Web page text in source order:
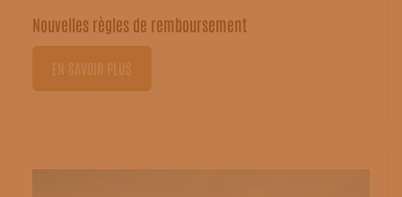
Nouvelles règles de remboursement
EN SAVOIR PLUS